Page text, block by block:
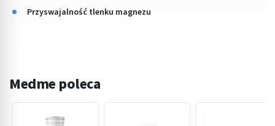
Przyswajalność tlenku magnezu
Medme poleca